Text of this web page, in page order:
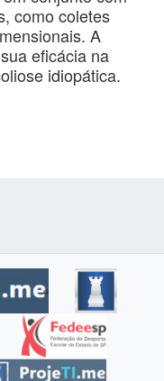
como coletes
A
eficácia na
idiopática.